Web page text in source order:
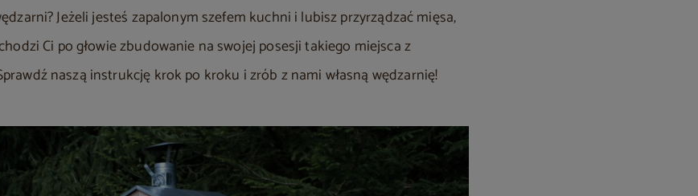
Jeżeli jesteś zapalonym szefem kuchni i lubisz przyrządzać mięsa,
Ci po głowie zbudowanie na swojej posesji takiego miejsca z
naszą instrukcję krok po kroku i zrób z nami własną wędzarnię!